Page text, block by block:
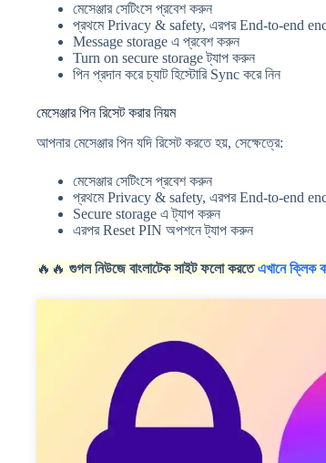
মেসেঞ্জার সেটিংসে প্রবেশ করুন
প্রথমে Privacy & safety, এরপর End-to-end
Message storage এ প্রবেশ করুন
Turn on secure storage ট্যাপ করুন
পিন প্রদান করে চ্যাট হিস্টোরি Sync করে নিন
মেসেঞ্জার পিন রিসেট করার নিয়ম
আপনার মেসেঞ্জার পিন যদি রিসেট করতে হয়, সেক্ষেত্রে:
মেসেঞ্জার সেটিংসে প্রবেশ করুন
প্রথমে Privacy & safety, এরপর End-to-end
Secure storage এ ট্যাপ করুন
এরপর Reset PIN অপশনে ট্যাপ করুন
🔥🔥 গুগল নিউজে বাংলাটেক সাইট ফলো করতেএখানে ক্লিক